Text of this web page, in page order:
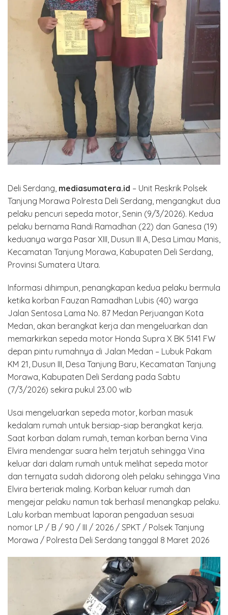
Deli Serdang, mediasumatera.id – Unit Reskrik Polsek
Tanjung Morawa Polresta Deli Serdang, mengangkut dua
pelaku pencuri sepeda motor, Senin (9/3/2026). Kedua
pelaku bernama Randi Ramadhan (22) dan Ganesa (19)
keduanya warga Pasar XIII, Dusun III A, Desa Limau Manis,
Kecamatan Tanjung Morawa, Kabupaten Deli Serdang,
Provinsi Sumatera Utara.
Informasi dihimpun, penangkapan kedua pelaku bermula
ketika korban Fauzan Ramadhan Lubis (40) warga
Jalan Sentosa Lama No. 87 Medan Perjuangan Kota
Medan, akan berangkat kerja dan mengeluarkan dan
memarkirkan sepeda motor Honda Supra X BK 5141 FW
depan pintu rumahnya di Jalan Medan – Lubuk Pakam
KM 21, Dusun III, Desa Tanjung Baru, Kecamatan Tanjung
Morawa, Kabupaten Deli Serdang pada Sabtu
(7/3/2026) sekira pukul 23.00 wib
Usai mengeluarkan sepeda motor, korban masuk
kedalam rumah untuk bersiap-siap berangkat kerja.
Saat korban dalam rumah, teman korban berna Vina
Elvira mendengar suara helm terjatuh sehingga Vina
keluar dari dalam rumah untuk melihat sepeda motor
dan ternyata sudah didorong oleh pelaku sehingga Vina
Elvira berteriak maling. Korban keluar rumah dan
mengejar pelaku namun tak berhasil menangkap pelaku.
Lalu korban membuat laporan pengaduan sesuai
nomor LP / B / 90 / III / 2026 / SPKT / Polsek Tanjung
Morawa / Polresta Deli Serdang tanggal 8 Maret 2026